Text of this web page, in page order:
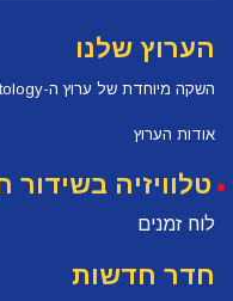
הערוץ שלנו
השקה מיוחדת של ערוץ ה-Scientology
אודות הערוץ
טלוויזיה בשידור
לוח זמנים
חדר חדשות